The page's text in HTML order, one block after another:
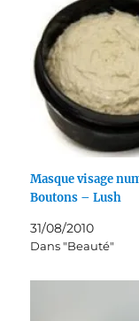
Masque visage
Boutons – Lush
31/08/2010
Dans "Beauté"